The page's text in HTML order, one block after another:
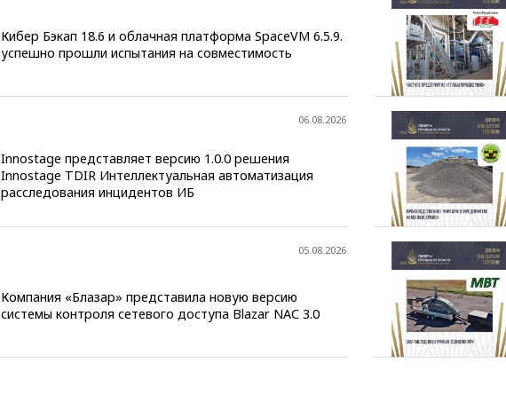
Кибер Бэкап 18.6 и облачная платформа SpaceVM 6.5.9.
успешно прошли испытания на совместимость
06.08.2026
Innostage представляет версию 1.0.0 решения
Innostage TDIR Интеллектуальная автоматизация
расследования инцидентов ИБ
05.08.2026
Компания «Блазар» представила новую версию
системы контроля сетевого доступа Blazar NAC 3.0